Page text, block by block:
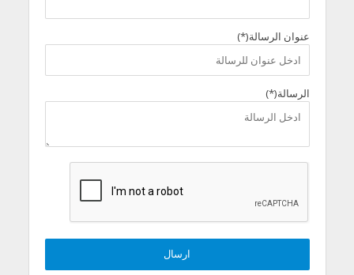
عنوان الرسالة(*)
الرسالة(*)